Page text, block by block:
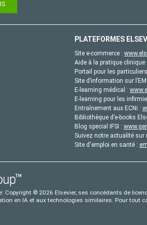
PLATEFORMES
Site e-commerce :
Aide à la pratique
Portail pour les
Site d’information sur
E-learning médical :
E-learning pour les
Entraînement aux ECNi :
Bibliothèque d’e-books
Blog special IFSI :
Suivez notre actualité sur
Site d'emploi en santé :
Copyright © 2026 Elsevier, ses concédants de
en IA et aux technologies similaires. Pour tout